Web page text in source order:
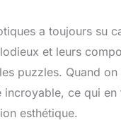
a toujours su
et leurs
puzzles. Quand
ce qui
esthétique.